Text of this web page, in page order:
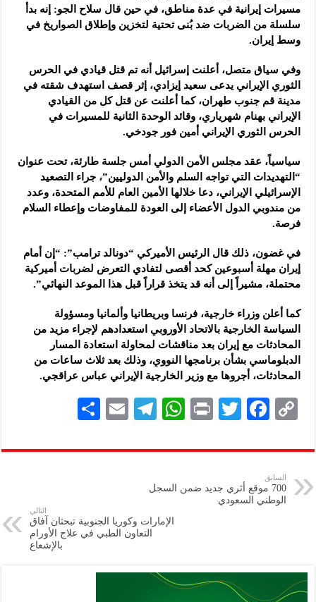
مسيرات إيرانية في عدة مناطق، في حين قال سلاح الجو: إنه بدأ
سلسلة من الضربات ضد بُنى تحتية لتخزين وإطلاق الصواريخ في
وسط إيران.
وفي سياق متصل، أعلنت إسرائيل أنه تم قتل قيادي في الحرس
الثوري الإيراني يدعى سعيد إيزادي، إثر قصف استهدف شقته في
مدينة قم جنوب طهران، كما أعلنت عن قتل كل من القيادي
الإيراني بهنام شهرياري، وقائد الوحدة الثانية للمسيرات في
الحرس الثوري الإيراني أمين فور جودخي.
سياسياً، عقد مجلس الأمن الدولي أمس جلسة طارئة، تحت عنوان
“التهديدات التي تواجه السلم والأمن الدوليين”، جراء التصعيد
الإسرائيلي الإيراني، دعا خلالها الأمين العام للأمم المتحدة، وعدد
من مندوبي الدول الأعضاء إلى العودة للمفاوضات وإعطاء السلام
فرصة.
في غضون، ذلك قال الرئيس الأميركي “دونالد ترامب”: “إن أمام
إيران مهلة أسبوعين كحد أقصى لتفادي التعرض لضربات أميركية
محتملة، مشيراً إلى أنه قد يتخذ قراراً قبل هذا الموعد النهائي”.
كما أعلن وزراء خارجية، فرنسا وبريطانيا وألمانيا ومسؤولة
السياسة الخارجية بالاتحاد الأوروبي استعدادهم لإجراء مزيد من
المحادثات مع إيران بعد مناقشات لمحاولة استعادة المسار
الدبلوماسي بشأن برنامجها النووي، وذلك بعد ثلاث ساعات من
المحادثات، أجروها مع وزير الخارجية الإيراني عباس عراقجي.
C
p
y
Li
F
eb
oo
k
T
tt
P
nt
W
at
A
p
p
Te
gr
E
ai
ar
السابق
700 موقع أثري جديد ضمن السجل
الوطني السعودي
التالي
الإمارات وكوريا الجنوبية تبحثان آفاق
التعاون الطبي في علاج الأورام
بالإشعاع